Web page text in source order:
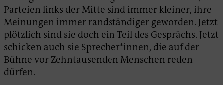
Parteien links der Mitte sind immer kleiner, ihre
Meinungen immer randständiger geworden. Jetzt
plötzlich sind sie doch ein Teil des Gesprächs. Jetzt
schicken auch sie Sprecher*innen, die auf der
Bühne vor Zehntausenden Menschen reden
dürfen.